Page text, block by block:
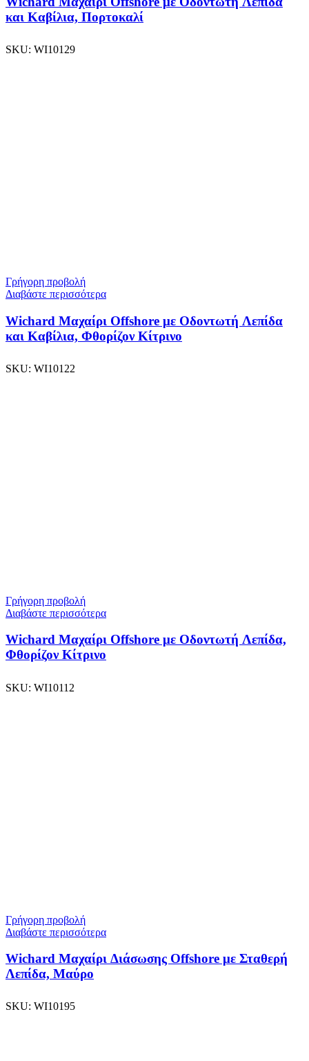
και Καβίλια, Πορτοκαλί
SKU: WI10129
Γρήγορη προβολή
Διαβάστε περισσότερα
Wichard Μαχαίρι Offshore με Οδοντωτή Λεπίδα
και Καβίλια, Φθορίζον Κίτρινο
SKU: WI10122
Γρήγορη προβολή
Διαβάστε περισσότερα
Wichard Μαχαίρι Offshore με Οδοντωτή Λεπίδα,
Φθορίζον Κίτρινο
SKU: WI10112
Γρήγορη προβολή
Διαβάστε περισσότερα
Wichard Μαχαίρι Διάσωσης Offshore με Σταθερή
Λεπίδα, Μαύρο
SKU: WI10195